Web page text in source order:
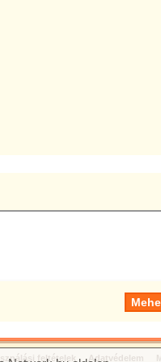
feltételek Adatvédelem